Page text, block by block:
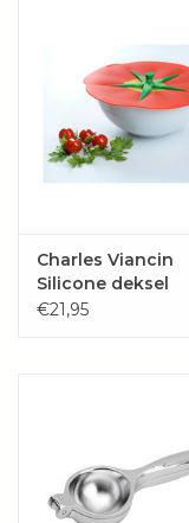
Charles Viancin
Silicone deksel
tomaat "TOMATO"
€21,95